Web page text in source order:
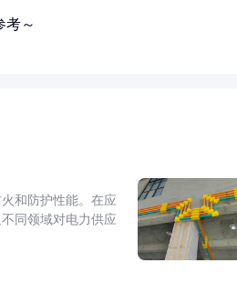
考～
和防护性能。在应
同领域对电力供应